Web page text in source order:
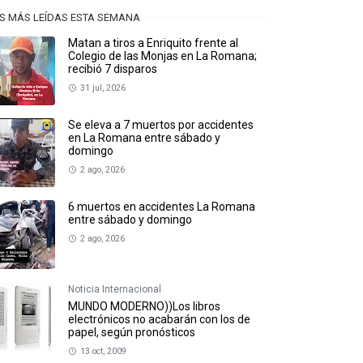
MÁS LEÍDAS ESTA SEMANA
Matan a tiros a Enriquito frente al
Colegio de las Monjas en La Romana;
recibió 7 disparos
31 jul, 2026
Se eleva a 7 muertos por accidentes
en La Romana entre sábado y
domingo
2 ago, 2026
6 muertos en accidentes La Romana
entre sábado y domingo
2 ago, 2026
Noticia Internacional
MUNDO MODERNO))Los libros
electrónicos no acabarán con los de
papel, según pronósticos
13 oct, 2009